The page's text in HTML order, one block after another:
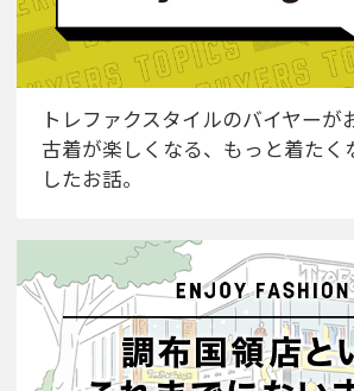
トレファクスタイルのバイヤーが
古着が楽しくなる、もっと着たく
したお話。